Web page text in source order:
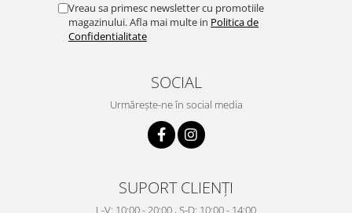
Vreau sa primesc newsletter cu promotiile
magazinului. Afla mai multe in Politica de
Confidentialitate
SOCIAL
Urmărește-ne în social media
SUPORT CLIENȚI